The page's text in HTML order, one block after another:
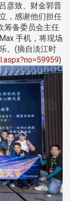
彦致、财金郭晋
，感谢他们担任
筹备委员会主任
手机，将现场
。(摘自淡江时
)